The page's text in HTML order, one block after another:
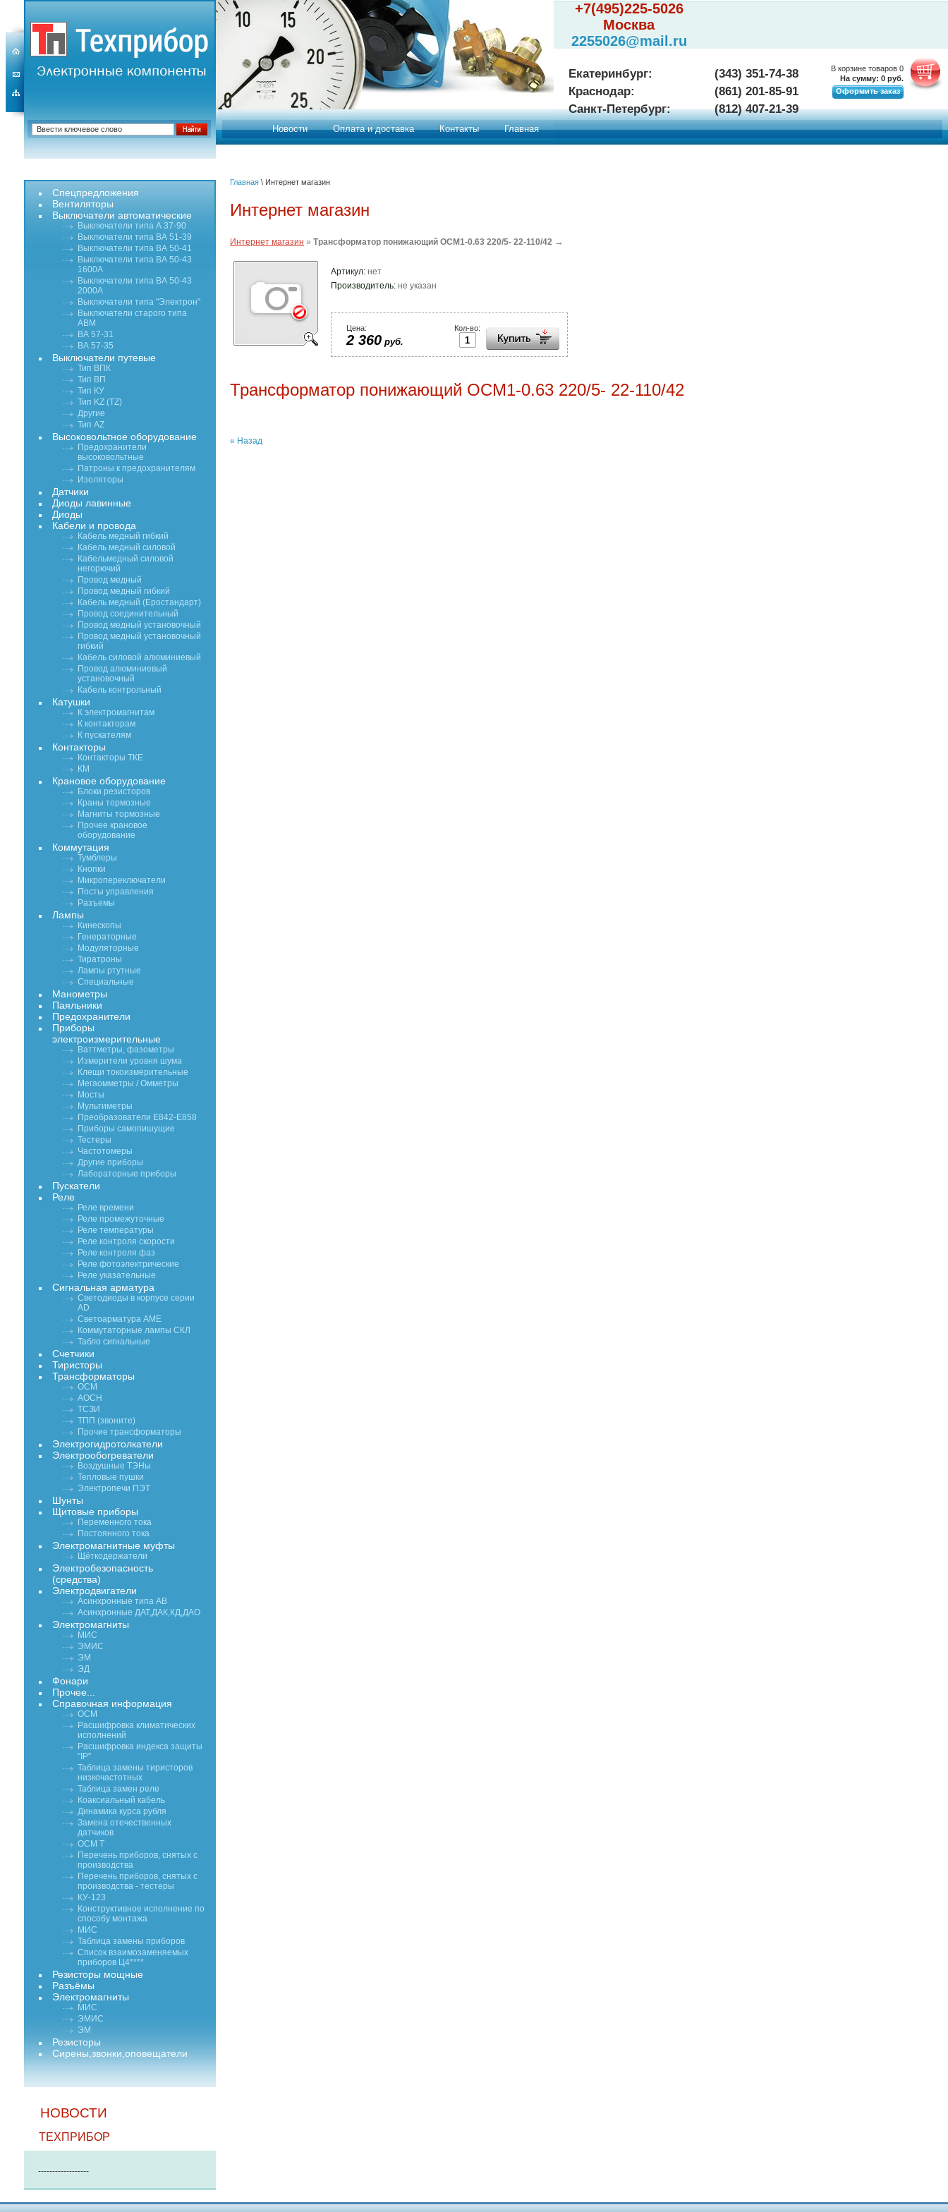
+7(495)225-5026
Москва
2255026@mail.ru
Екатеринбург:
(343) 351-74-38
Краснодар:
(861) 201-85-91
Санкт-Петербург:
(812) 407-21-39
В корзине товаров 0
На сумму: 0 руб.
Оформить заказ
Новости Оплата и доставка Контакты Главная
Главная \ Интернет магазин
Интернет магазин
Интернет магазин » Трансформатор понижающий ОСМ1-0.63 220/5- 22-110/42 →
Артикул: нет
Производитель: не указан
Кол-во:
Цена:
2 360 руб.
Трансформатор понижающий ОСМ1-0.63 220/5- 22-110/42
« Назад
Спецпредложения
Вентиляторы
Выключатели автоматические
Выключатели типа А 37-90
Выключатели типа ВА 51-39
Выключатели типа ВА 50-41
Выключатели типа ВА 50-43
1600А
Выключатели типа ВА 50-43
2000А
Выключатели типа "Электрон"
Выключатели старого типа
АВМ
ВА 57-31
ВА 57-35
Выключатели путевые
Тип ВПК
Тип ВП
Тип КУ
Тип KZ (TZ)
Другие
Тип AZ
Высоковольтное оборудование
Предохранители
высоковольтные
Патроны к предохранителям
Изоляторы
Датчики
Диоды лавинные
Диоды
Кабели и провода
Кабель медный гибкий
Кабель медный силовой
Кабельмедный силовой
негорючий
Провод медный
Провод медный гибкий
Кабель медный (Еростандарт)
Провод соединительный
Провод медный установочный
Провод медный установочный
гибкий
Кабель силовой алюминиевый
Провод алюминиевый
установочный
Кабель контрольный
Катушки
К электромагнитам
К контакторам
К пускателям
Контакторы
Контакторы ТКЕ
КМ
Крановое оборудование
Блоки резисторов
Краны тормозные
Магниты тормозные
Прочее крановое
оборудование
Коммутация
Тумблеры
Кнопки
Микропереключатели
Посты управления
Разъемы
Лампы
Кинескопы
Генераторные
Модуляторные
Тиратроны
Лампы ртутные
Специальные
Манометры
Паяльники
Предохранители
Приборы
электроизмерительные
Ваттметры, фазометры
Измерители уровня шума
Клещи токоизмерительные
Мегаомметры / Омметры
Мосты
Мультиметры
Преобразователи Е842-Е858
Приборы самопишущие
Тестеры
Частотомеры
Другие приборы
Лабораторные приборы
Пускатели
Реле
Реле времени
Реле промежуточные
Реле температуры
Реле контроля скорости
Реле контроля фаз
Реле фотоэлектрические
Реле указательные
Сигнальная арматура
Светодиоды в корпусе серии
AD
Светоарматура АМЕ
Коммутаторные лампы СКЛ
Табло сигнальные
Счетчики
Тиристоры
Трансформаторы
ОСМ
АОСН
ТСЗИ
ТПП (звоните)
Прочие трансформаторы
Электрогидротолкатели
Электрообогреватели
Воздушные ТЭНы
Тепловые пушки
Электропечи ПЭТ
Шунты
Щитовые приборы
Переменного тока
Постоянного тока
Электромагнитные муфты
Щёткодержатели
Электробезопасность
(средства)
Электродвигатели
Асинхронные типа АВ
Асинхронные ДАТ,ДАК,КД,ДАО
Электромагниты
МИС
ЭМИС
ЭМ
ЭД
Фонари
Прочее...
Справочная информация
ОСМ
Расшифровка климатических
исполнений
Расшифровка индекса защиты
"IP"
Таблица замены тиристоров
низкочастотных
Таблица замен реле
Коаксиальный кабель
Динамика курса рубля
Замена отечественных
датчиков
ОСМ Т
Перечень приборов, снятых с
производства
Перечень приборов, снятых с
производства - тестеры
КУ-123
Конструктивное исполнение по
способу монтажа
МИС
Таблица замены приборов
Список взаимозаменяемых
приборов Ц4****
Резисторы мощные
Разъёмы
Электромагниты
МИС
ЭМИС
ЭМ
Резисторы
Сирены,звонки,оповещатели
НОВОСТИ
ТЕХПРИБОР
------------------